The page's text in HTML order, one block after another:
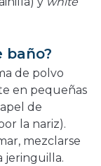
baño?
de polvo
en pequeñas
de
la nariz).
mezclarse
jeringuilla.